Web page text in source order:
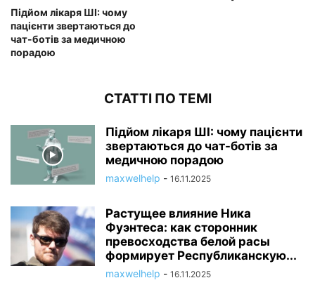
Підйом лікаря ШІ: чому
пацієнти звертаються до
чат-ботів за медичною
порадою
СТАТТІ ПО ТЕМІ
Підйом лікаря ШІ: чому пацієнти
звертаються до чат-ботів за
медичною порадою
maxwelhelp - 16.11.2025
Растущее влияние Ника
Фуэнтеса: как сторонник
превосходства белой расы
формирует Республиканскую...
maxwelhelp - 16.11.2025